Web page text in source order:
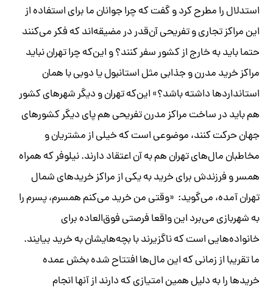
استدلال را مطرح کرد و گفت که چرا جوانان ما برای استفاده از
این مراکز تجاری و تفریحی آن‌قدر در مضیقه‌اند که فکر می‌کنند
حتما باید به خارج از کشور سفر کنند؟ و این‌که چرا تهران نباید
مراکز خرید مدرن و جذابی مثل استانبول یا دوبی با همان
استانداردها داشته باشد؟» این‌که تهران و دیگر شهرهای کشور
هم باید در ساخت مراکز مدرن تفریحی هم پای دیگر کشورهای
جهان حرکت کنند، موضوعی است که خیلی از مشتریان و
مخاطبان مال‌های تهران هم به آن اعتقاد دارند. نیلوفر که همراه
همسر و فرزندش برای خرید به یکی از مراکز خریدهای شمال
تهران آمده، می‌گوید: «وقتی من خرید می‌کنم همسرم، پسرم را
به شهربازی می‌برد این واقعا فرصتی فوق‌العاده برای
خانواده‌هایی است که ناگزیرند با بچه‌هایشان به خرید بیایند.
ما تقریبا از زمانی که این مال‌ها افتتاح شده بخش عمده
خریدها را به دلیل همین امتیازی که دارند از آنها انجام